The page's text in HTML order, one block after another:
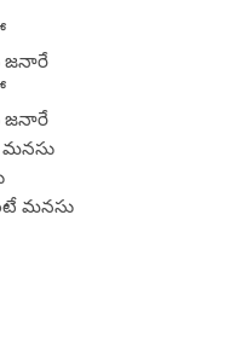
జనారే
జనారే
మనసు